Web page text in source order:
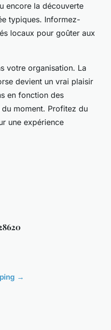
encore la découverte
typiques. Informez-
locaux pour goûter aux
votre organisation. La
devient un vrai plaisir
en fonction des
moment. Profitez du
une expérience
→